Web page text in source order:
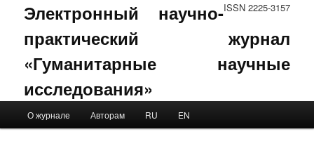
ISSN 2225-3157
Электронный научно-
практический журнал
«Гуманитарные научные
исследования»
Skip to primary content
Skip to secondary content
О журнале Авторам RU EN